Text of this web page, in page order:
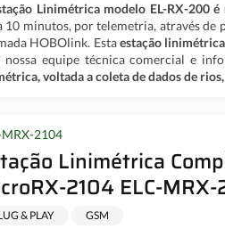
Linimétrica modelo EL-RX-200 é
10 minutos, por telemetria, através de
HOBOlink. Estaestação linimétrica
nossa equipe técnica comercial e
voltada a coleta de dados de rios,
MRX-2104
Linimétrica
2104 ELC-MRX-
& PLAY GSM